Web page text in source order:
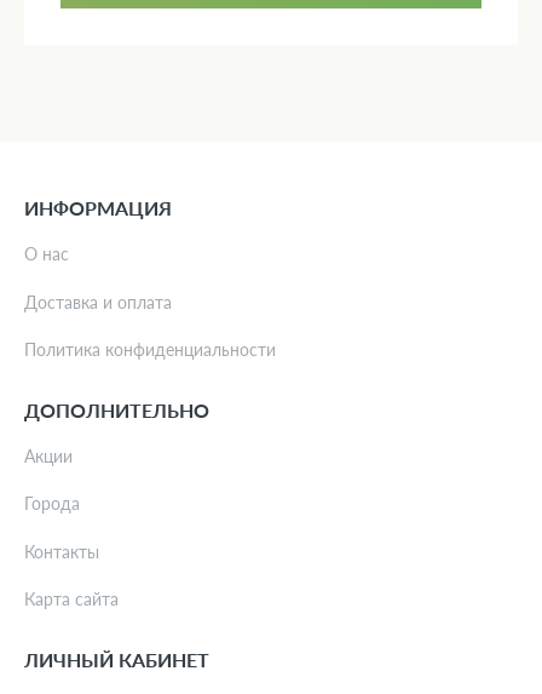
ИНФОРМАЦИЯ
О нас
Доставка и оплата
Политика конфиденциальности
ДОПОЛНИТЕЛЬНО
Акции
Города
Контакты
Карта сайта
ЛИЧНЫЙ КАБИНЕТ